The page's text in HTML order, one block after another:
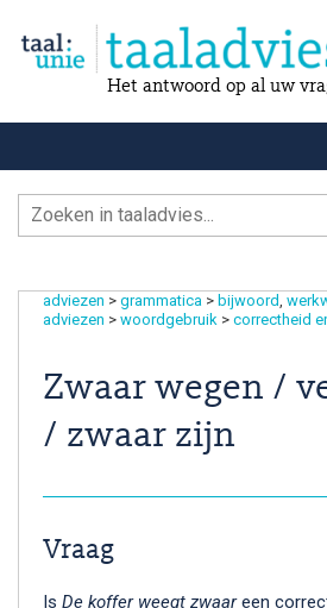
Het antwoord op al uw
adviezen > grammatica > bijwoord
adviezen > woordgebruik > correctheid
Zwaar wegen /
/ zwaar zijn
Vraag
Is De koffer weegt zwaareen